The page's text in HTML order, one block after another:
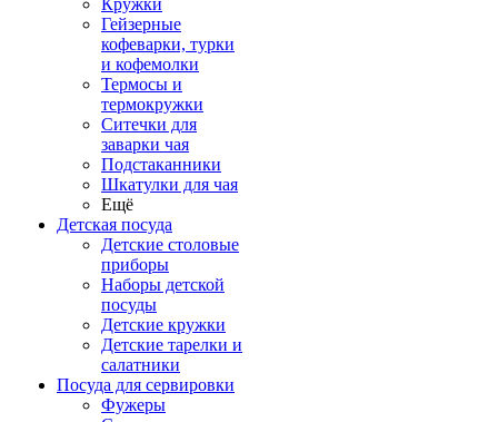
Кружки
Гейзерные
кофеварки, турки
и кофемолки
Термосы и
термокружки
Ситечки для
заварки чая
Подстаканники
Шкатулки для чая
Ещё
Детская посуда
Детские столовые
приборы
Наборы детской
посуды
Детские кружки
Детские тарелки и
салатники
Посуда для сервировки
Фужеры